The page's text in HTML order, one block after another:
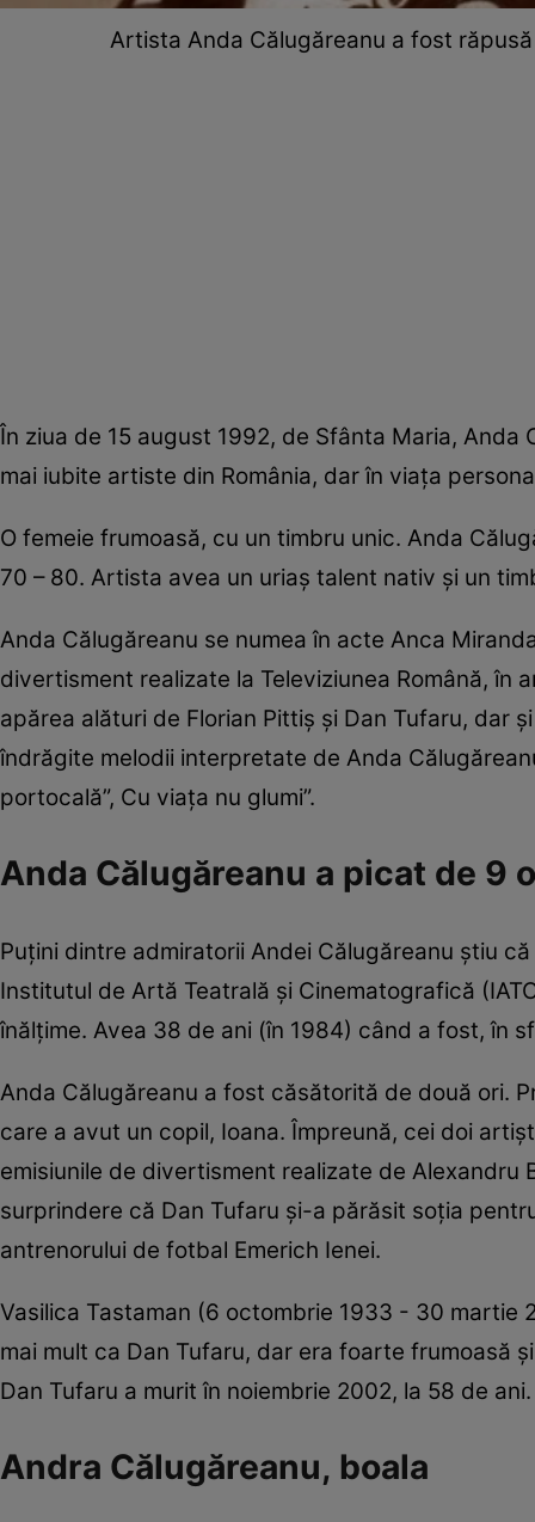
Artista Anda Călugăreanu a fost
În ziua de 15 august 1992, de Sfânta Maria,
mai iubite artiste din România, dar în viața
O femeie frumoasă, cu un timbru unic. Anda
70 – 80. Artista avea un uriaș talent nativ și un
Anda Călugăreanu se numea în acte Anca
divertisment realizate la Televiziunea Română, în
apărea alături de Florian Pittiș și Dan Tufaru, dar
îndrăgite melodii interpretate de Anda
portocală”, Cu viața nu glumi”.
Anda Călugăreanu a picat de 9
Puțini dintre admiratorii Andei Călugăreanu știu
Institutul de Artă Teatrală și Cinematografică
înălțime. Avea 38 de ani (în 1984) când a fost, în
Anda Călugăreanu a fost căsătorită de două ori.
care a avut un copil, Ioana. Împreună, cei doi
emisiunile de divertisment realizate de Alexandru
surprindere că Dan Tufaru și-a părăsit soția
antrenorului de fotbal Emerich Ienei.
Vasilica Tastaman (6 octombrie 1933 - 30 martie
mai mult ca Dan Tufaru, dar era foarte frumoasă
Dan Tufaru a murit în noiembrie 2002, la 58 de ani.
Andra Călugăreanu, boala